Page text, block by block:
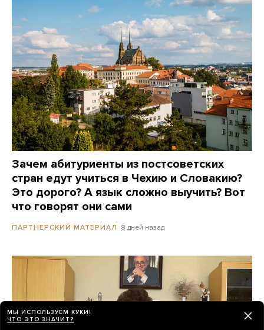
Зачем абитуриенты из постсоветских
стран едут учиться в Чехию и Словакию?
Это дорого? А язык сложно выучить? Вот
что говорят они сами
ПАРТНЕРСКИЙ МАТЕРИАЛ 8 дней назад
МЫ ИСПОЛЬЗУЕМ КУКИ!
ЧТО ЭТО ЗНАЧИТ?